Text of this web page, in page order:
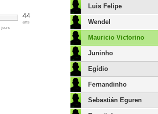
jours
44
ans
Luis Felipe
Wendel
Mauricio Victorino
Juninho
Egídio
Fernandinho
Sebastián Eguren